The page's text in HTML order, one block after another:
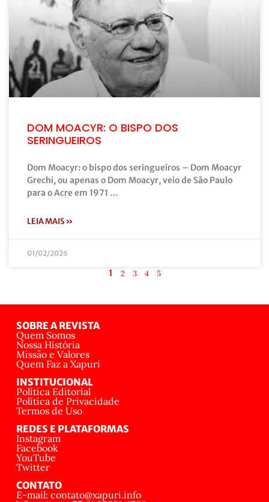
DOM MOACYR: O BISPO DOS
SERINGUEIROS
Dom Moacyr: o bispo dos seringueiros – Dom Moacyr
Grechi, ou apenas o Dom Moacyr, veio de São Paulo
para o Acre em 1971 …
LEIA MAIS »
01/02/2026
1 2 3 4 5
SOBRE A REVISTA
Quem Somos
Nossa História
Missão e Valores
Quem Faz a Xapuri
INSTITUCIONAL
Política Editorial
Política de Privacidade
Termos de Uso
REDES E PLATAFORMAS
Instagram
Facebook
YouTube
Twitter
CONTATO
E-mail: contato@xapuri.info